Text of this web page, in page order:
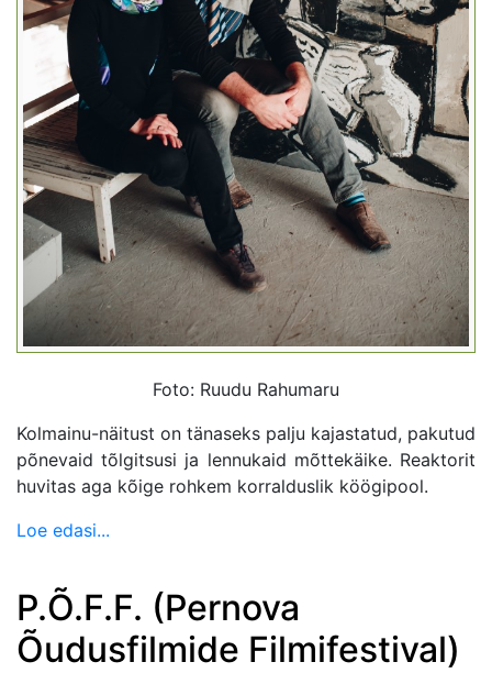
Foto: Ruudu Rahumaru
Kolmainu-näitust on tänaseks palju kajastatud, pakutud
põnevaid tõlgitsusi ja lennukaid mõttekäike. Reaktorit
huvitas aga kõige rohkem korralduslik köögipool.
Loe edasi...
P.Õ.F.F. (Pernova
Õudusfilmide Filmifestival)